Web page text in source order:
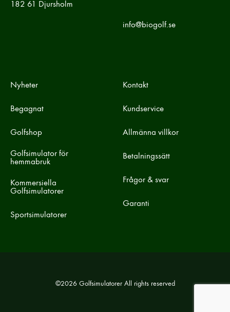
182 61 Djursholm
info@biogolf.se
Nyheter
Begagnat
Golfshop
Golfsimulator för
hemmabruk
Kommersiella
Golfsimulatorer
Sportsimulatorer
Kontakt
Kundservice
Allmänna villkor
Betalningssätt
Frågor & svar
Garanti
©2026 Golfsimulatorer All rights reserved